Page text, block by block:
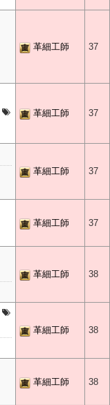
革細工師 37
革細工師 37
革細工師 37
革細工師 37
革細工師 38
革細工師 38
革細工師 38